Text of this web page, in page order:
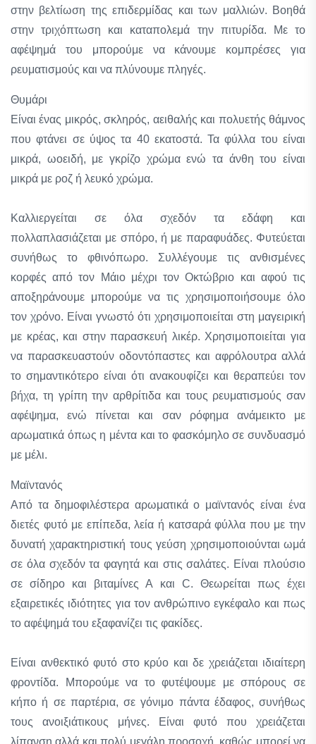
στην βελτίωση της επιδερμίδας και των μαλλιών. Βοηθά
στην τριχόπτωση και καταπολεμά την πιτυρίδα. Με το
αφέψημά του μπορούμε να κάνουμε κομπρέσες για
ρευματισμούς και να πλύνουμε πληγές.
Θυμάρι
Είναι ένας μικρός, σκληρός, αειθαλής και πολυετής θάμνος
που φτάνει σε ύψος τα 40 εκατοστά. Τα φύλλα του είναι
μικρά, ωοειδή, με γκρίζο χρώμα ενώ τα άνθη του είναι
μικρά με ροζ ή λευκό χρώμα.
Καλλιεργείται σε όλα σχεδόν τα εδάφη και
πολλαπλασιάζεται με σπόρο, ή με παραφυάδες. Φυτεύεται
συνήθως το φθινόπωρο. Συλλέγουμε τις ανθισμένες
κορφές από τον Μάιο μέχρι τον Οκτώβριο και αφού τις
αποξηράνουμε μπορούμε να τις χρησιμοποιήσουμε όλο
τον χρόνο. Είναι γνωστό ότι χρησιμοποιείται στη μαγειρική
με κρέας, και στην παρασκευή λικέρ. Χρησιμοποιείται για
να παρασκευαστούν οδοντόπαστες και αφρόλουτρα αλλά
το σημαντικότερο είναι ότι ανακουφίζει και θεραπεύει τον
βήχα, τη γρίπη την αρθρίτιδα και τους ρευματισμούς σαν
αφέψημα, ενώ πίνεται και σαν ρόφημα ανάμεικτο με
αρωματικά όπως η μέντα και το φασκόμηλο σε συνδυασμό
με μέλι.
Μαϊντανός
Από τα δημοφιλέστερα αρωματικά ο μαϊντανός είναι ένα
διετές φυτό με επίπεδα, λεία ή κατσαρά φύλλα που με την
δυνατή χαρακτηριστική τους γεύση χρησιμοποιούνται ωμά
σε όλα σχεδόν τα φαγητά και στις σαλάτες. Είναι πλούσιο
σε σίδηρο και βιταμίνες Α και C. Θεωρείται πως έχει
εξαιρετικές ιδιότητες για τον ανθρώπινο εγκέφαλο και πως
το αφέψημά του εξαφανίζει τις φακίδες.
Είναι ανθεκτικό φυτό στο κρύο και δε χρειάζεται ιδιαίτερη
φροντίδα. Μπορούμε να το φυτέψουμε με σπόρους σε
κήπο ή σε παρτέρια, σε γόνιμο πάντα έδαφος, συνήθως
τους ανοιξιάτικους μήνες. Είναι φυτό που χρειάζεται
λίπανση αλλά και πολύ μεγάλη προσοχή, καθώς μπορεί να